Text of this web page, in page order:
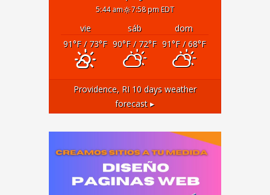
5:44 am 7:58 pm EDT
vie sáb
dom
91°F/ 73°F 90°F/ 72°F 91°F/ 68°F
Providence, RI10 days weather
forecast ▸